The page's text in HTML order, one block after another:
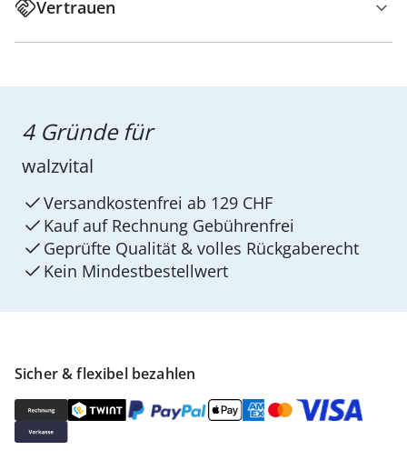
Vertrauen
Sicher & flexibel bezahlen
4 Gründe für
walzvital
Versandkostenfrei ab 129 CHF
Kauf auf Rechnung Gebührenfrei
Geprüfte Qualität & volles Rückgaberecht
Kein Mindest­bestellwert